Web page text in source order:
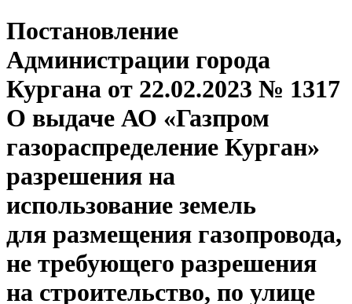
Постановление
Администрации города
Кургана от 22.02.2023 № 1317
О выдаче АО «Газпром
газораспределение Курган»
разрешения на
использование земель
для размещения газопровода,
не требующего разрешения
на строительство, по улице